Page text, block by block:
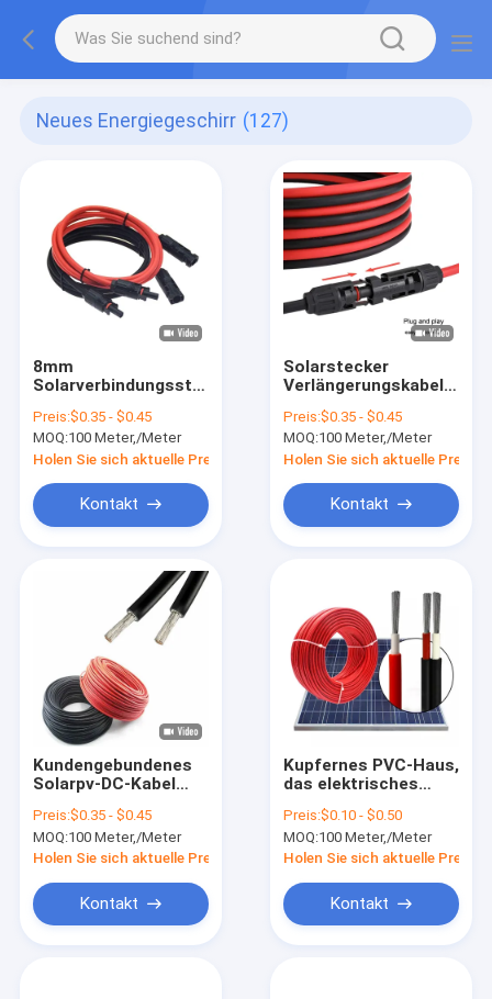
Neues Energiegeschirr (127)
8mm
Solarverbindungsstück
Erweiterung DC-Kabel
Pv-DCs Mc4
Preis:$0.35 - $0.45
MOQ:100 Meter,/Meter
Holen Sie sich aktuelle Preis
Kontakt
Solarstecker
Verlängerungskabel
Preis:$0.35 - $0.45
MOQ:100 Meter,/Meter
Holen Sie sich aktuelle Preis
Kontakt
Kundengebundenes
Solarpv-DC-Kabel
wasserdichtes
Preis:$0.35 - $0.45
MOQ:100 Meter,/Meter
Holen Sie sich aktuelle Preis
Kontakt
Kupfernes PVC-Haus,
das elektrisches
6mm 10mm einkernig
und BVR verdrahtet
Preis:$0.10 - $0.50
MOQ:100 Meter,/Meter
Holen Sie sich aktuelle Preis
Kontakt